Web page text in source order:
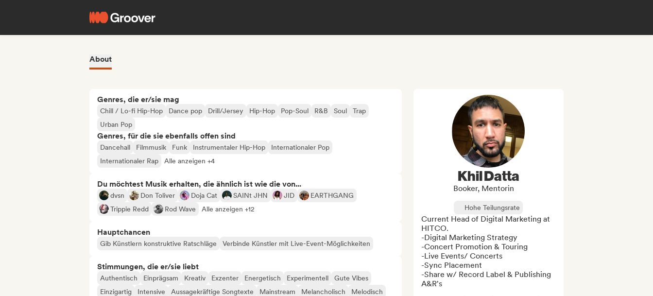
About
Genres, die er/sie mag
Chill / Lo-fi Hip-Hop Dance pop Drill/Jersey Hip-Hop Pop-Soul R&B Soul
Trap
Urban Pop
Genres, für die sie ebenfalls offen sind
Dancehall Filmmusik Funk Instrumentaler Hip-Hop
Internationaler Pop
Internationaler Rap
Alle anzeigen +4
Du möchtest Musik erhalten, die ähnlich ist wie die von...
dvsn Don Toliver Doja Cat SAINt JHN JID
EARTHGANG
Trippie Redd
Rod Wave Alle anzeigen +12
Hauptchancen
Gib Künstlern konstruktive Ratschläge Verbinde Künstler mit Live-Event-Möglichkeiten
Stimmungen, die er/sie liebt
Authentisch Einprägsam Kreativ Exzenter Energetisch Experimentell
Gute Vibes
Einzigartig
Intensive Aussagekräftige Songtexte Mainstream Melancholisch
Melodisch
Khil Datta
Booker, Mentorin
Hohe Teilungsrate
Current Head of Digital Marketing at
HITCO.
-Digital Marketing Strategy
-Concert Promotion & Touring
-Live Events/ Concerts
-Sync Placement
-Share w/ Record Label & Publishing
A&R's